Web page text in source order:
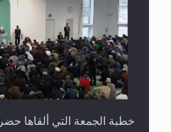
العكس
خطبة الجمعة التي ألقاها